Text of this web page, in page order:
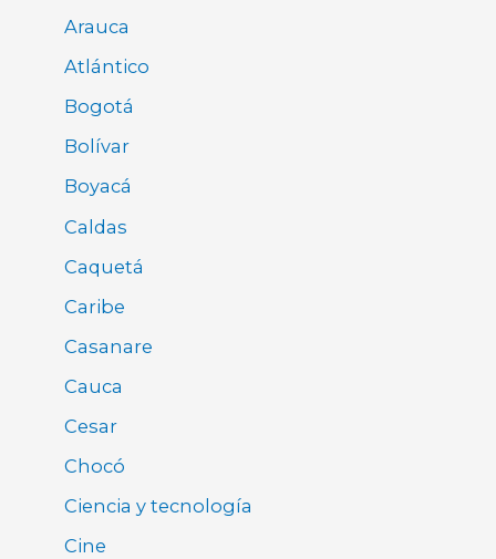
Arauca
Atlántico
Bogotá
Bolívar
Boyacá
Caldas
Caquetá
Caribe
Casanare
Cauca
Cesar
Chocó
Ciencia y tecnología
Cine